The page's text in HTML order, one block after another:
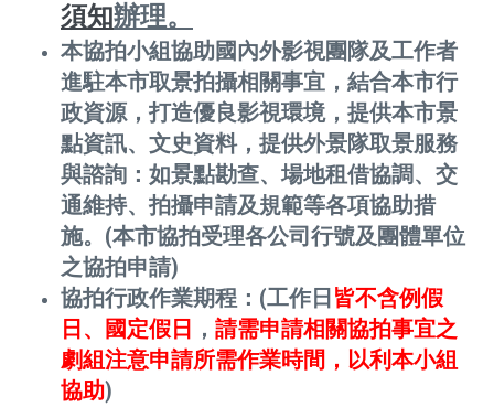
須知辦理。
本協拍小組協助國內外影視團隊及工作者
進駐本市取景拍攝相關事宜，結合本市行
政資源，打造優良影視環境，提供本市景
點資訊、文史資料，提供外景隊取景服務
與諮詢：如景點勘查、場地租借協調、交
通維持、拍攝申請及規範等各項協助措
施。(本市協拍受理各公司行號及團體單位
之協拍申請)
協拍行政作業期程： (工作日 皆不含例假
日、國定假日 ， 請需申請相關協拍事宜之
劇組注意申請所需作業時間，以利本小組
協助)